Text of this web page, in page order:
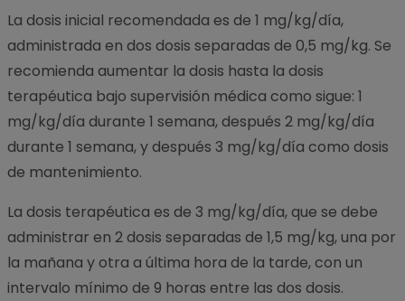
La dosis inicial recomendada es de 1 mg/kg/día,
administrada en dos dosis separadas de 0,5 mg/kg. Se
recomienda aumentar la dosis hasta la dosis
terapéutica bajo supervisión médica como sigue: 1
mg/kg/día durante 1 semana, después 2 mg/kg/día
durante 1 semana, y después 3 mg/kg/día como dosis
de mantenimiento.
La dosis terapéutica es de 3 mg/kg/día, que se debe
administrar en 2 dosis separadas de 1,5 mg/kg, una por
la mañana y otra a última hora de la tarde, con un
intervalo mínimo de 9 horas entre las dos dosis.